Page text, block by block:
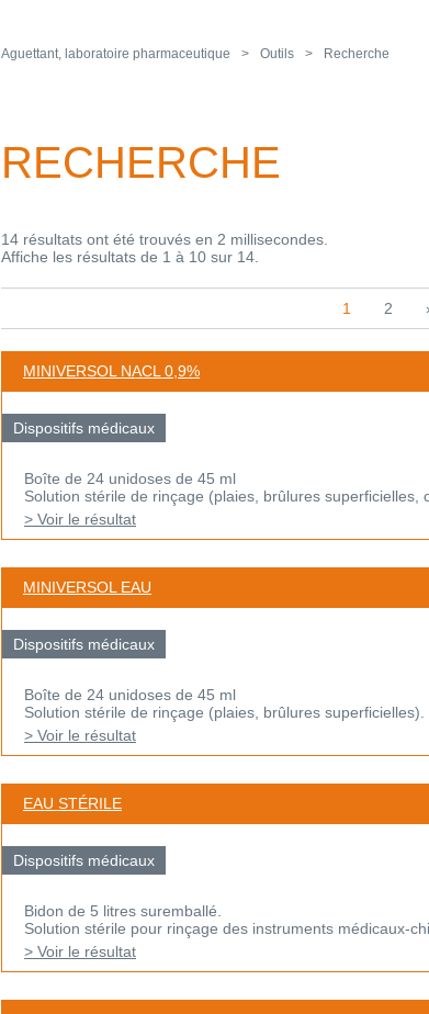
Aguettant, laboratoire pharmaceutique Outils Recherche
RECHERCHE
14 résultats ont été trouvés en 2 millisecondes.
Affiche les résultats de 1 à 10 sur 14.
1 2
MINIVERSOL NACL 0,9%
Dispositifs médicaux
Boîte de 24 unidoses de 45 ml
Solution stérile de rinçage (plaies, brûlures superficielles,
> Voir le résultat
MINIVERSOL EAU
Dispositifs médicaux
Boîte de 24 unidoses de 45 ml
Solution stérile de rinçage (plaies, brûlures superficielles).
> Voir le résultat
EAU STÉRILE
Dispositifs médicaux
Bidon de 5 litres suremballé.
Solution stérile pour rinçage des instruments médicaux-
> Voir le résultat